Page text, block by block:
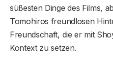
süßesten Dinge des Films,
Tomohiros freundlosen
Freundschaft, die er mit
Kontext zu setzen.